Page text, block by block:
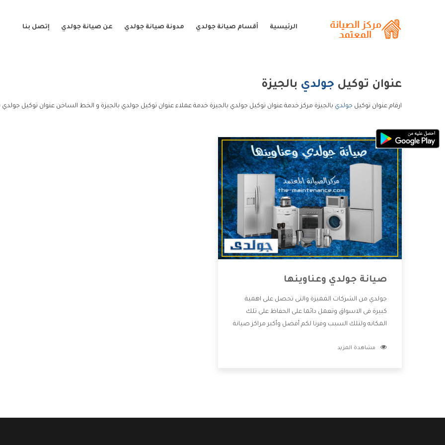
الرئيسية أقسام صيانة جولدي مدونة صيانة جولدي عن صيانة جولدي إتصل بنا
عنوان توكيل جولدي بالجيزة
ارقام عنوان توكيل جولدي بالجيزة مركز خدمة عنوان توكيل جولدي بالجيزة خدمة عملاء عنوان توكيل جولدي بالجيزة و الخط الساخن عنوان توكيل جولدي
صيانة جولدي وعناوينها
جولدي من الشركات المميزة والتى تحصل على اهمية
كبيرة فى الاسواق وتعمل دائما على الحفاظ على تلك
المكانه ولتلك السبب وفرنا لكم أفضل وأكبر مراكز صيانة
ويستطيع القيام بتصليح جميع المنتجات دون اى ازعاج
مشاهدة المزيد